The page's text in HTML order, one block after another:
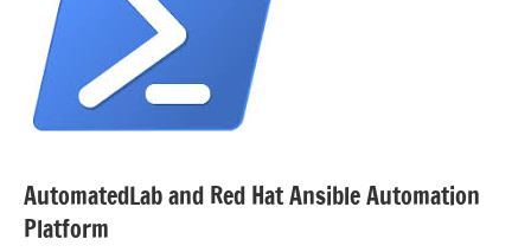
AutomatedLab and Red Hat Ansible Automation
Platform